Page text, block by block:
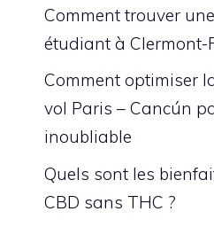
Comment trouver
étudiant à Clermont-
Comment optimiser
vol Paris – Cancún
inoubliable
Quels sont les
CBD sans THC ?